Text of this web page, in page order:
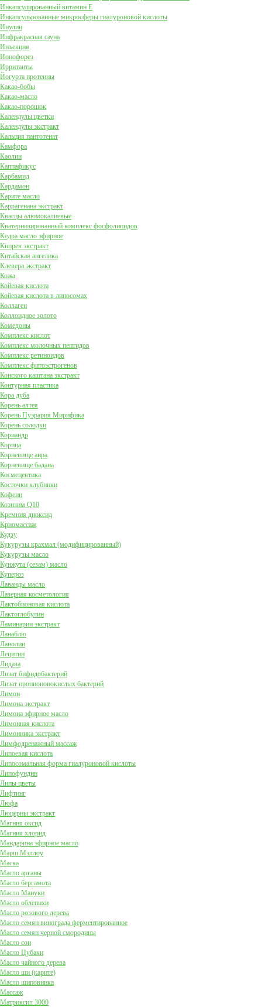
Инкапсулированный витамин Е
Инкапсульрованные микросферы гиалуроновой кислоты
Инулин
Инфракрасная сауна
Инъекция
Ионофорез
Ирританты
Йогурта протеины
Какао-бобы
Какао-масло
Какао-порошок
Календулы цветки
Календулы экстракт
Кальция пантотенат
Камфора
Каолин
Каппафикус
Карбамид
Кардамон
Карите масло
Каррагенана экстракт
Квасцы алюмокалиевые
Кватернизированный комплекс фосфолипидов
Кедра масло эфирное
Кипрея экстракт
Китайская ангелика
Клевера экстракт
Кожа
Койевая кислота
Койевая кислота в липосомах
Коллаген
Коллоидное золото
Комедоны
Комплекс кислот
Комплекс молочных пептидов
Комплекс ретиноидов
Комплекс фитоэстрогенов
Конского каштана экстракт
Контурная пластика
Кора дуба
Корень алтея
Корень Пуэрария Мирифика
Корень солодки
Кориандр
Корица
Корневище аира
Корневище бадана
Космецевтика
Косточки клубники
Кофеин
Коэнзим Q10
Кремния диоксид
Криомассаж
Кудзу
Кукурузы крахмал (модифицированный)
Кукурузы масло
Кунжута (сезам) масло
Купероз
Лаванды масло
Лазерная косметология
Лактобионовая кислота
Лактоглобулин
Ламинарии экстракт
Ланаблю
Ланолин
Лецитин
Лидаза
Лизат бифидобактерий
Лизат пропионовокислых бактерий
Лимон
Лимона экстракт
Лимона эфирное масло
Лимонная кислота
Лимонника экстракт
Лимфодренажный массаж
Липоевая кислота
Липосомальная форма гиалуроновой кислоты
Липофундин
Липы цветы
Лифтинг
Люфа
Люцерны экстракт
Магния оксид
Магния хлорид
Мандарина эфирное масло
Марш Мэллоу
Маска
Масло арганы
Масло бергамота
Масло Мануки
Масло облепихи
Масло розового дерева
Масло семян винограда ферментированное
Масло семян черной смородины
Масло сои
Масло Цубаки
Масло чайного дерева
Масло ши (карите)
Масло шиповника
Массаж
Матриксил 3000